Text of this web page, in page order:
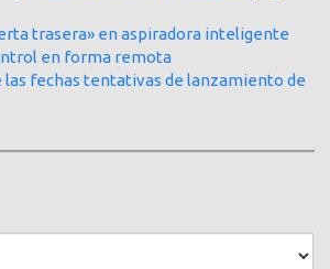
trasera» en aspiradora inteligente
en forma remota
fechas tentativas de lanzamiento de